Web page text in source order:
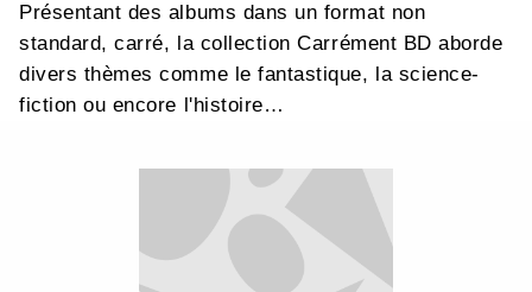
Présentant des albums dans un format non
standard, carré, la collection Carrément BD aborde
divers thèmes comme le fantastique, la science-
fiction ou encore l'histoire…